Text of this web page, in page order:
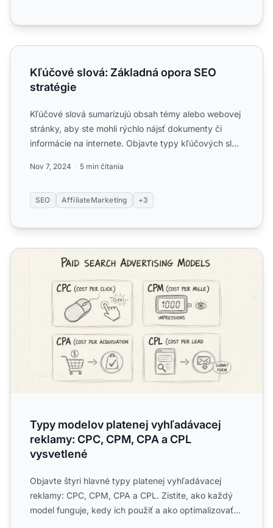
Kľúčové slová: Základná opora SEO stratégie
Kľúčové slová: Základná opora SEO
stratégie
Kľúčové slová sumarizujú obsah témy alebo webovej
stránky, aby ste mohli rýchlo nájsť dokumenty či
informácie na internete. Objavte typy kľúčových slov,
Nov 7, 2024 5 min čítania
SEO AffiliateMarketing +3
Typy modelov platenej vyhľadávacej reklamy: CPC, CPM,
Typy modelov platenej vyhľadávacej
reklamy: CPC, CPM, CPA a CPL
vysvetlené
Objavte štyri hlavné typy platenej vyhľadávacej
reklamy: CPC, CPM, CPA a CPL. Zistite, ako každý
model funguje, kedy ich použiť a ako optimalizovať